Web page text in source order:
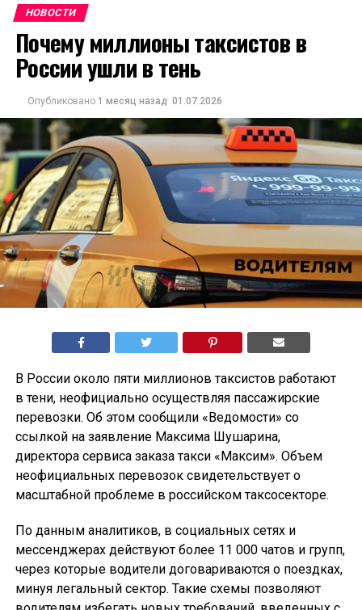
НОВОСТИ
Почему миллионы таксистов в
России ушли в тень
Опубликовано 1 месяц назад 01.07.2026
В России около пяти миллионов таксистов работают
в тени, неофициально осуществляя пассажирские
перевозки. Об этом сообщили «Ведомости» со
ссылкой на заявление Максима Шушарина,
директора сервиса заказа такси «Максим». Объем
неофициальных перевозок свидетельствует о
масштабной проблеме в российском таксосекторе.
По данным аналитиков, в социальных сетях и
мессенджерах действуют более 11 000 чатов и групп,
через которые водители договариваются о поездках,
минуя легальный сектор. Такие схемы позволяют